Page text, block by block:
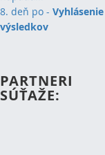
8. deň po - Vyhlásenie
výsledkov
PARTNERI
SÚŤAŽE: